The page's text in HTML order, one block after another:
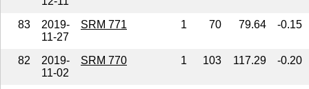
83
2019-
11-27
SRM 771 1 70 79.64 -0.15
82
2019-
11-02
SRM 770 1 103 117.29 -0.20